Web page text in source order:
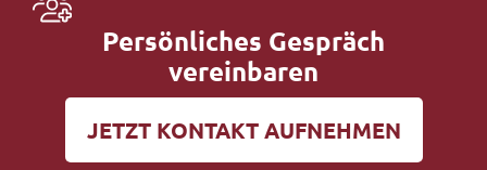
Persönliches Gespräch
vereinbaren
JETZT KONTAKT AUFNEHMEN